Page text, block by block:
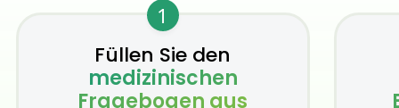
1
Füllen Sie den
medizinischen
Fragebogen aus